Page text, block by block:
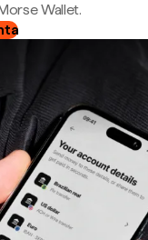
Wallet.